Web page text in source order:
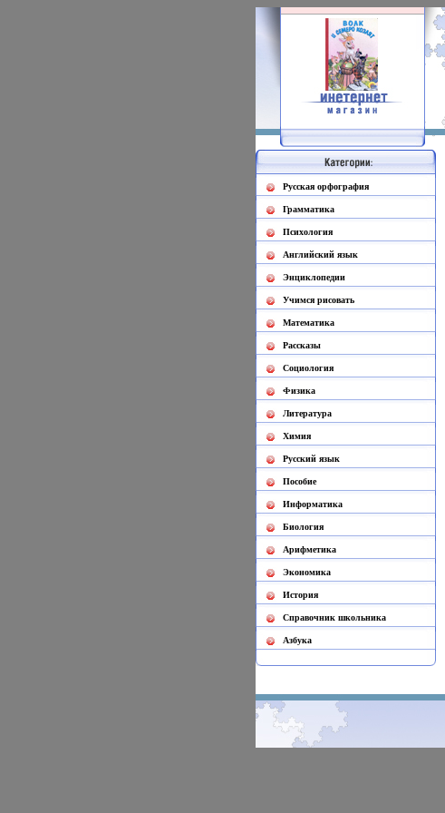
Русская орфография
Грамматика
Психология
Английский язык
Энциклопедии
Учимся рисовать
Математика
Рассказы
Социология
Физика
Литература
Химия
Русский язык
Пособие
Информатика
Биология
Арифметика
Экономика
История
Cправочник школьника
Азбука